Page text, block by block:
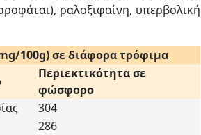
ραλοξιφαίνη, υπερβολική
100g) σε διάφορα τρόφιμα
Περιεκτικότητα σε
φώσφορο
304
286